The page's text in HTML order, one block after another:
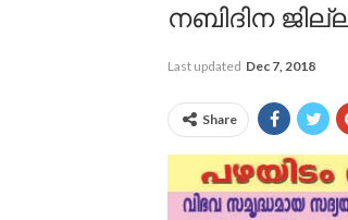
നബിദിന
Last updated Dec 7, 2018
Share